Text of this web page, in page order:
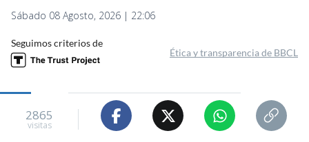
Sábado 08 Agosto, 2026 | 22:06
Seguimos criterios de
Ética y transparencia de BBCL
2865
visitas